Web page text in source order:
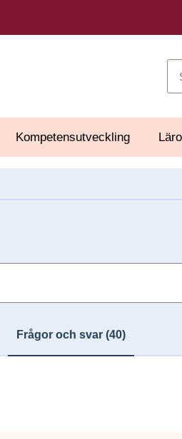
Kompetensutveckling
Frågor och svar (40)